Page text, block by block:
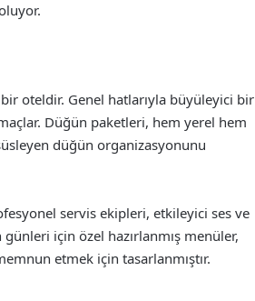
oteldir. Genel hatlarıyla büyüleyici bir
Düğün paketleri, hem yerel hem
düğün organizasyonunu
servis ekipleri, etkileyici ses ve
için özel hazırlanmış menüler,
etmek için tasarlanmıştır.